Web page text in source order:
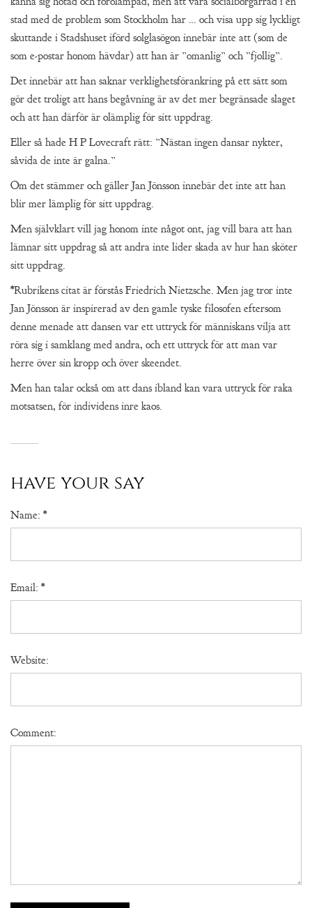
stad med de problem som Stockholm har … och visa upp sig lyckligt
skuttande i Stadshuset iförd solglasögon innebär inte att (som de
som e-postar honom hävdar) att han är ”omanlig” och ”fjollig”.
Det innebär att han saknar verklighetsförankring på ett sätt som
gör det troligt att hans begåvning är av det mer begränsade slaget
och att han därför är olämplig för sitt uppdrag.
Eller så hade H P Lovecraft rätt: ”Nästan ingen dansar nykter,
såvida de inte är galna.”
Om det stämmer och gäller Jan Jönsson innebär det inte att han
blir mer lämplig för sitt uppdrag.
Men självklart vill jag honom inte något ont, jag vill bara att han
lämnar sitt uppdrag så att andra inte lider skada av hur han sköter
sitt uppdrag.
*Rubrikens citat är förstås Friedrich Nietzsche. Men jag tror inte
Jan Jönsson är inspirerad av den gamle tyske filosofen eftersom
denne menade att dansen var ett uttryck för människans vilja att
röra sig i samklang med andra, och ett uttryck för att man var
herre över sin kropp och över skeendet.
Men han talar också om att dans ibland kan vara uttryck för raka
motsatsen, för individens inre kaos.
have your say
Name: *
Email: *
Website:
Comment: